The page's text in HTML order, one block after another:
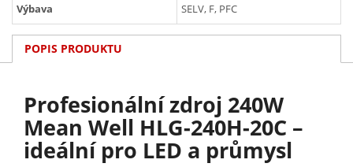
Výbava SELV, F, PFC
POPIS PRODUKTU
Profesionální zdroj 240W
Mean Well HLG-240H-20C –
ideální pro LED a průmysl